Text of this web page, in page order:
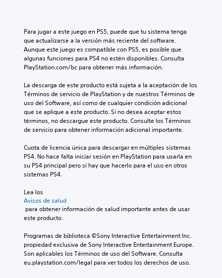
Para jugar a este juego en PS5, puede que tu sistema tenga
que actualizarse a la versión más reciente del software.
Aunque este juego es compatible con PS5, es posible que
algunas funciones para PS4 no estén disponibles. Consulta
PlayStation.com/bc para obtener más información.
La descarga de este producto está sujeta a la aceptación de los
Términos de servicio de PlayStation y de nuestros Términos de
uso del Software, así como de cualquier condición adicional
que se aplique a este producto. Si no desea aceptar estos
términos, no descargue este producto. Consulte los Términos
de servicio para obtener información adicional importante.
Cuota de licencia única para descargar en múltiples sistemas
PS4. No hace falta iniciar sesión en PlayStation para usarla en
su PS4 principal pero sí hay que hacerlo para el uso en otros
sistemas PS4.
Lea los
Avisos de salud
este producto.
Programas de biblioteca ©Sony Interactive Entertainment Inc.
propiedad exclusiva de Sony Interactive Entertainment Europe.
Son aplicables los Términos de uso del Software. Consulta
eu.playstation.com/legal para ver todos los derechos de uso.